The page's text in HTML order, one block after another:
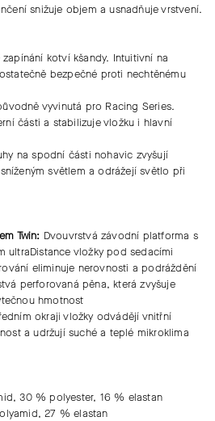
snižuje objem a usnadňuje vrstvení.
kotví kšandy. Intuitivní na
bezpečné proti nechtěnému
vyvinutá pro Racing Series.
části a stabilizuje vložku i hlavní
na spodní části nohavic zvyšují
světlem a odrážejí světlo při
Twin: Dvouvrstvá závodní platforma s
ultraDistance vložky pod sedacími
eliminuje nerovnosti a podráždění
perforovaná pěna, která zvyšuje
hmotnost
okraji vložky odvádějí vnitřní
a udržují suché a teplé mikroklima
30 % polyester, 16 % elastan
27 % elastan